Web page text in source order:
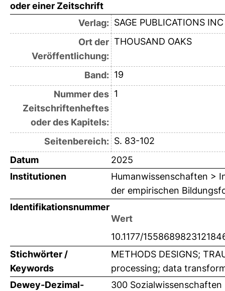
oder einer Zeitschrift
Verlag: SAGE PUBLICATIONS INC
Ort der
Veröffentlichung:
THOUSAND OAKS
Band: 19
Nummer des
Zeitschriftenheftes
oder des Kapitels:
1
Seitenbereich: S. 83-102
Datum
2025
Institutionen
Humanwissenschaften >
der empirischen
Identifikationsnummer
Wert
10.1177/
Stichwörter /
Keywords
METHODS DESIGNS;
processing; data
Dewey-Dezimal-
300